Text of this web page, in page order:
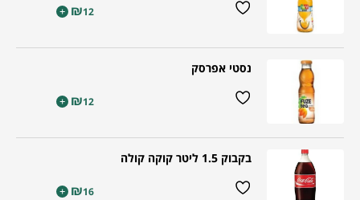
₪12
+
נסטי אפרסק
₪12
+
בקבוק 1.5 ליטר קוקה קולה
₪16
+